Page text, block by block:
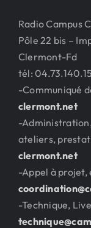
Radio Campus
Pôle 22 bis –
Clermont-Fd
tél:
-Communiqué
clermont.net
-
ateliers,
clermont.net
-Appel à projet,
-Technique,